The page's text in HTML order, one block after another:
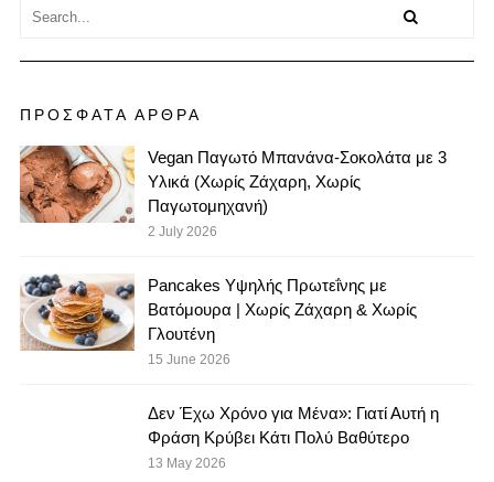
ΠΡΟΣΦΑΤΑ ΑΡΘΡΑ
Vegan Παγωτό Μπανάνα-Σοκολάτα με 3
Υλικά (Χωρίς Ζάχαρη, Χωρίς
Παγωτομηχανή)
2 July 2026
Pancakes Υψηλής Πρωτεΐνης με
Βατόμουρα | Χωρίς Ζάχαρη & Χωρίς
Γλουτένη
15 June 2026
Δεν Έχω Χρόνο για Μένα»: Γιατί Αυτή η
Φράση Κρύβει Κάτι Πολύ Βαθύτερο
13 May 2026